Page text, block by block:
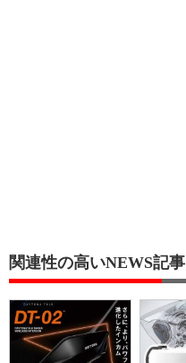
関連性の高いNEWS記事